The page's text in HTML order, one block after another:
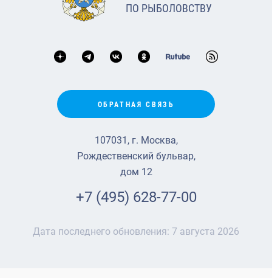
ПО РЫБОЛОВСТВУ
ОБРАТНАЯ СВЯЗЬ
107031, г. Москва,
Рождественский бульвар,
дом 12
+7 (495) 628-77-00
Дата последнего обновления: 7 августа 2026